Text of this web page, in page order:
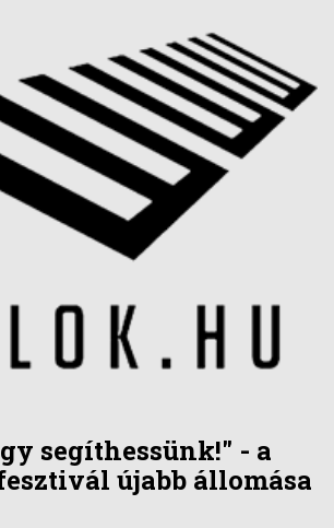
segíthessünk!" - a
újabb állomása